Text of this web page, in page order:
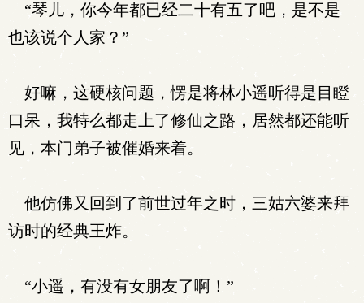
“琴儿，你今年都已经二十有五了吧，是不是
也该说个人家？”
好嘛，这硬核问题，愣是将林小遥听得是目瞪
口呆，我特么都走上了修仙之路，居然都还能听
见，本门弟子被催婚来着。
他仿佛又回到了前世过年之时，三姑六婆来拜
访时的经典王炸。
“小遥，有没有女朋友了啊！”